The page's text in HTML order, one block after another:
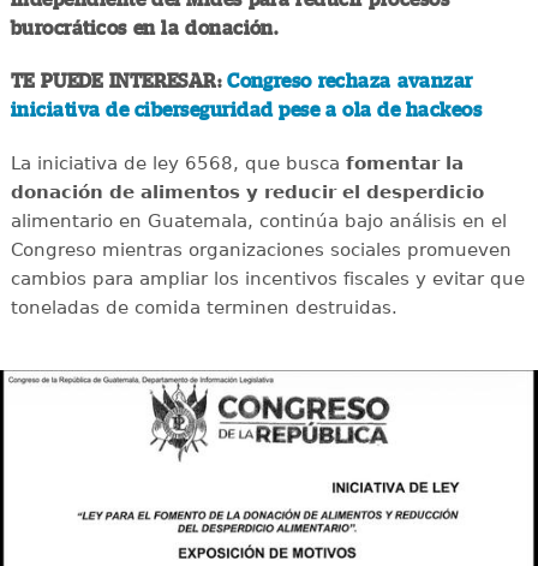
burocráticos en la donación.
TE PUEDE INTERESAR:Congreso rechaza avanzar
iniciativa de ciberseguridad pese a ola de hackeos
La iniciativa de ley 6568, que busca fomentar la
donación de alimentos y reducir el desperdicio
alimentario en Guatemala, continúa bajo análisis en el
Congreso mientras organizaciones sociales promueven
cambios para ampliar los incentivos fiscales y evitar que
toneladas de comida terminen destruidas.